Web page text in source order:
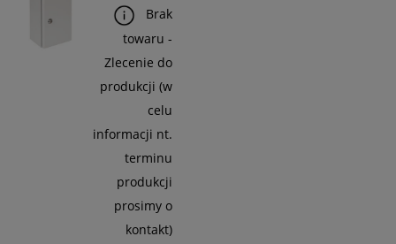
Brak
towaru -
Zlecenie do
produkcji (w
celu
informacji nt.
terminu
produkcji
prosimy o
kontakt)